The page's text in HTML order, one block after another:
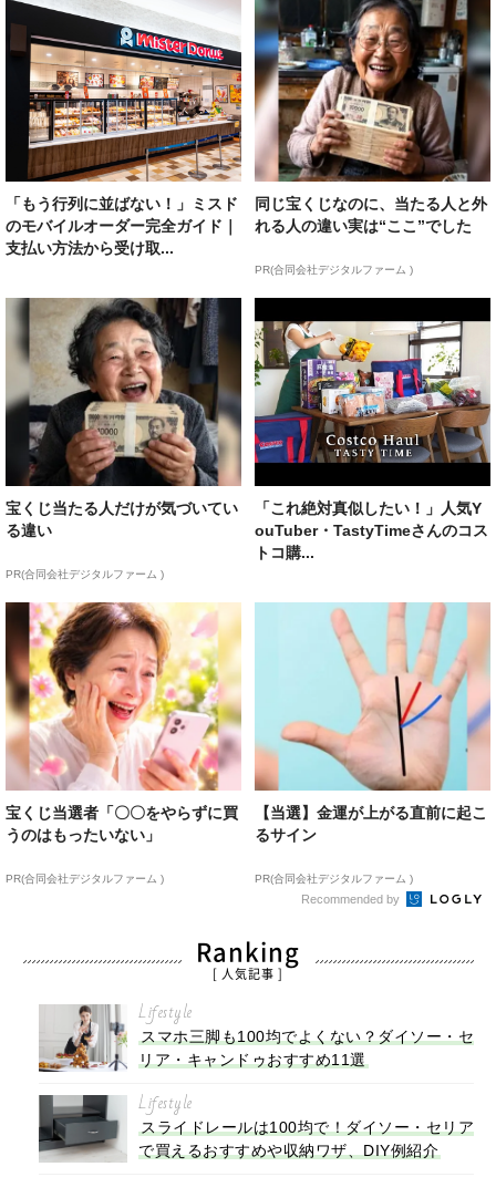
「もう行列に並ばない！」ミスド
のモバイルオーダー完全ガイド｜
支払い方法から受け取...
同じ宝くじなのに、当たる人と外
れる人の違い実は“ここ”でした
PR(合同会社デジタルファーム )
宝くじ当たる人だけが気づいてい
る違い
PR(合同会社デジタルファーム )
「これ絶対真似したい！」人気Y
ouTuber・TastyTimeさんのコス
トコ購...
宝くじ当選者「〇〇をやらずに買
うのはもったいない」
PR(合同会社デジタルファーム )
【当選】金運が上がる直前に起こ
るサイン
PR(合同会社デジタルファーム )
Recommended by
Ranking
[ 人気記事 ]
Lifestyle
スマホ三脚も100均でよくない？ダイソー・セ
リア・キャンドゥおすすめ11選
Lifestyle
スライドレールは100均で！ダイソー・セリア
で買えるおすすめや収納ワザ、DIY例紹介